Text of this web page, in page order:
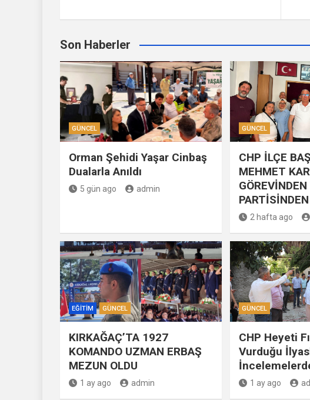
Son Haberler
GÜNCEL
Orman Şehidi Yaşar Cinbaş
Dualarla Anıldı
5 gün ago admin
GÜNCEL
CHP İLÇE
MEHMET
GÖREVİNDEN
2 hafta ago
EĞITIM GÜNCEL
KIRKAĞAÇ’TA 1927
KOMANDO UZMAN ERBAŞ
MEZUN OLDU
1 ay ago admin
GÜNCEL
CHP Heyeti
Vurduğu
1 ay ago